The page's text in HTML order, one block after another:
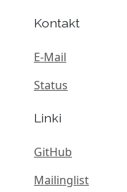
Kontakt
E-Mail
Status
Linki
GitHub
Mailinglist